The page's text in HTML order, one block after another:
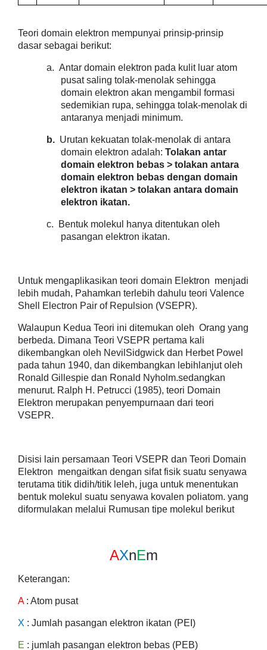
Teori domain elektron mempunyai prinsip-prinsip
dasar sebagai berikut:
a. Antar domain elektron pada kulit luar atom
pusat saling tolak-menolak sehingga
domain elektron akan mengambil formasi
sedemikian rupa, sehingga tolak-menolak di
antaranya menjadi minimum.
b. Urutan kekuatan tolak-menolak di antara
domain elektron adalah: Tolakan antar
domain elektron bebas > tolakan antara
domain elektron bebas dengan domain
elektron ikatan > tolakan antara domain
elektron ikatan.
c.
Bentuk molekul hanya ditentukan oleh
pasangan elektron ikatan.
Untuk mengaplikasikan teori domain Elektron menjadi
lebih mudah, Pahamkan terlebih dahulu teori Valence
Shell Electron Pair of Repulsion (VSEPR).
Walaupun Kedua Teori ini ditemukan oleh Orang yang
berbeda. Dimana Teori VSEPR pertama kali
dikembangkan oleh NevilSidgwick dan Herbet Powel
pada tahun 1940, dan dikembangkan lebihlanjut oleh
Ronald Gillespie dan Ronald Nyholm.sedangkan
menurut. Ralph H. Petrucci (1985), teori Domain
Elektron merupakan penyempurnaan dari teori
VSEPR.
Disisi lain persamaan Teori VSEPR dan Teori Domain
Elektron mengaitkan dengan sifat fisik suatu senyawa
terutama titik didih/titik leleh, juga untuk menentukan
bentuk molekul suatu senyawa kovalen poliatom. yang
diformulakan melalui Rumusan tipe molekul berikut
AXnEm
Keterangan:
A: Atom pusat
X : Jumlah pasangan elektron ikatan (PEI)
E : jumlah pasangan elektron bebas (PEB)